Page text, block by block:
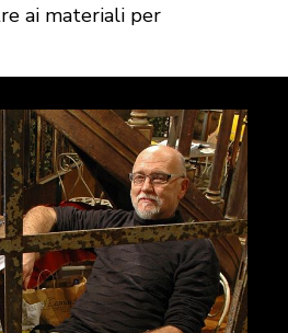
ai materiali per